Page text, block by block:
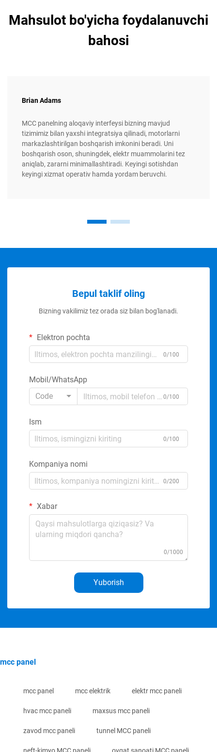
Mahsulot bo'yicha foydalanuvchi
bahosi
Brian Adams
MCC panelning aloqaviy interfeysi bizning mavjud
tizimimiz bilan yaxshi integratsiya qilinadi, motorlarni
markazlashtirilgan boshqarish imkonini beradi. Uni
boshqarish oson, shuningdek, elektr muammolarini tez
aniqlab, zararni minimallashtiradi. Keyingi sotishdan
keyingi xizmat operativ hamda yordam beruvchi.
Bepul taklif oling
Bizning vakilimiz tez orada siz bilan bog'lanadi.
Elektron pochta
0/100
Mobil/WhatsApp
Code
0/100
Ism
0/100
Kompaniya nomi
0/200
Xabar
0/1000
Yuborish
mcc panel
mcc panel mcc elektrik elektr mcc paneli
hvac mcc paneli maxsus mcc paneli
zavod mcc paneli tunnel MCC paneli